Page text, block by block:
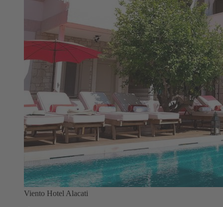
Viento Hotel Alacati